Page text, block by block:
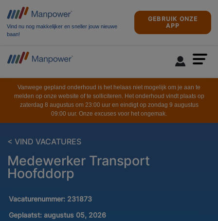
Vind nu nog makkelijker en sneller jouw nieuwe
baan!
GEBRUIK ONZE
APP
Vanwege gepland onderhoud is het helaas niet mogelijk om je aan te
melden op onze website of te solliciteren. Het onderhoud vindt plaats op
zaterdag 8 augustus om 23:00 uur en eindigt op zondag 9 augustus
09:00 uur. Onze excuses voor het ongemak.
< VIND VACATURES
Medewerker Transport
Hoofddorp
Vacaturenummer: 231873
Geplaatst: augustus 05, 2026